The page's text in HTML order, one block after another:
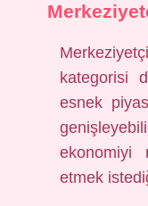
kategorisi
esnek
ekonomiyi
etmek